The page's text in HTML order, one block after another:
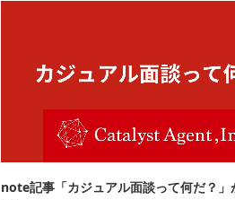
note記事「カジュアル面談って何だ？」